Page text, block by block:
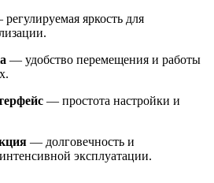
яркость для
— удобство перемещения и работы
— простота настройки и
— долговечность и
эксплуатации.